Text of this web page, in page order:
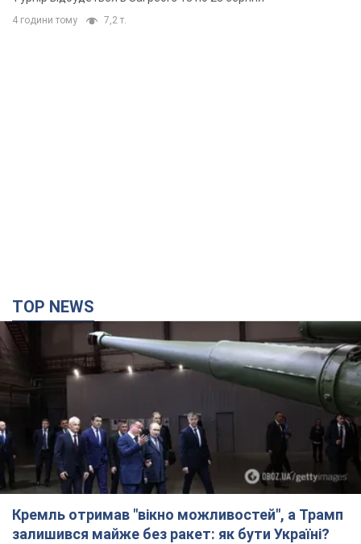
4 години тому 7,2 т.
TOP NEWS
Кремль отримав "вікно можливостей", а Трамп
залишився майже без ракет: як бути Україні?